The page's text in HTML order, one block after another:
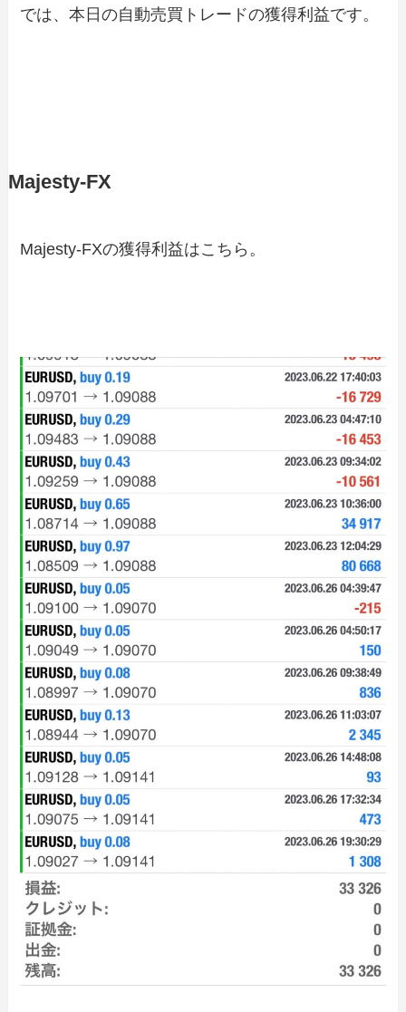
では、本日の自動売買トレードの獲得利益です。
Majesty-FX
Majesty-FXの獲得利益はこちら。